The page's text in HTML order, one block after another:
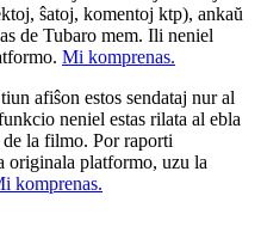
ŝatoj, komentoj ktp), ankaŭ
de Tubaro mem. Ili neniel
Mi komprenas.
afiŝon estos sendataj nur al
neniel estas rilata al ebla
la filmo. Por raporti
originala platformo, uzu la
komprenas.